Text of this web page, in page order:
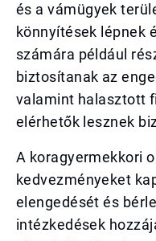
és a vámügyek
könnyítések lépnek
számára például
biztosítanak az
valamint halasztott
elérhetők lesznek
A koragyermekkori
kedvezményeket
elengedését és
intézkedések